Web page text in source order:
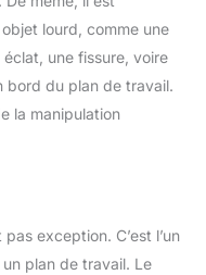
lourd, comme une
une fissure, voire
bord du plan de travail.
la manipulation
exception. C’est l’un
plan de travail. Le